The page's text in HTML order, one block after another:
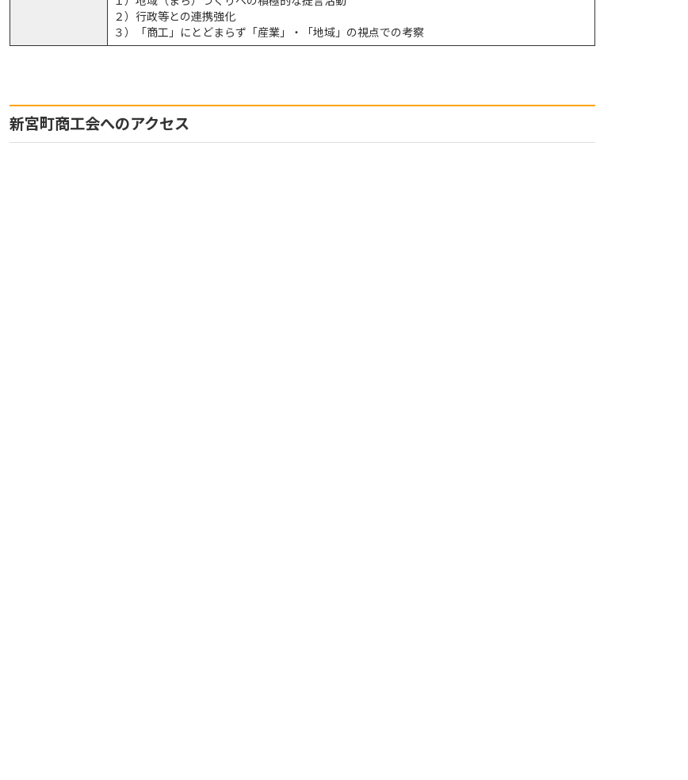
２）行政等との連携強化
３）「商工」にとどまらず「産業」・「地域」の視点での考察
新宮町商工会へのアクセス